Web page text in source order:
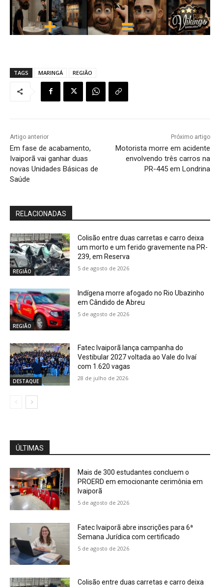
TAGS MARINGÁ REGIÃO
Artigo anterior
Em fase de acabamento,
Ivaiporã vai ganhar duas
novas Unidades Básicas de
Saúde
Próximo artigo
Motorista morre em acidente
envolvendo três carros na
PR-445 em Londrina
RELACIONADAS
REGIÃO
Colisão entre duas carretas e carro deixa
um morto e um ferido gravemente na PR-
239, em Reserva
5 de agosto de 2026
REGIÃO
Indígena morre afogado no Rio Ubazinho
em Cândido de Abreu
5 de agosto de 2026
DESTAQUE
Fatec Ivaiporã lança campanha do
Vestibular 2027 voltada ao Vale do Ivaí
com 1.620 vagas
28 de julho de 2026
ÚLTIMAS
Mais de 300 estudantes concluem o
PROERD em emocionante cerimônia em
Ivaiporã
5 de agosto de 2026
Fatec Ivaiporã abre inscrições para 6ª
Semana Jurídica com certificado
5 de agosto de 2026
Colisão entre duas carretas e carro deixa